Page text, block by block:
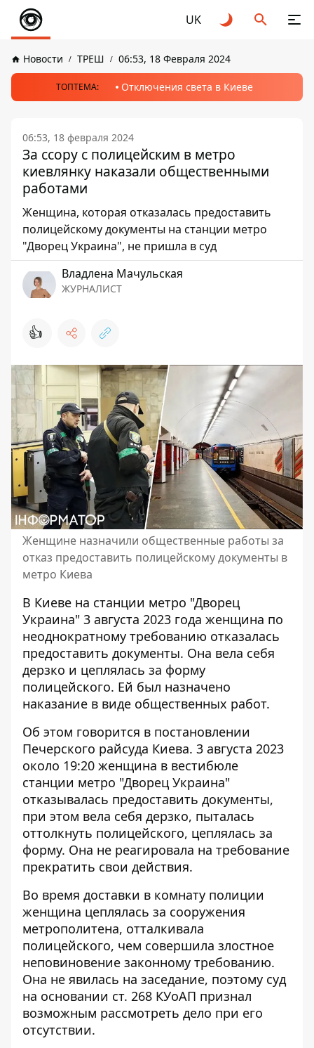
UK
Новости ТРЕШ 06:53, 18 Февраля 2024
ТОПТЕМА: Отключения света в Киеве
06:53, 18 февраля 2024
За ссору с полицейским в метро
киевлянку наказали общественными
работами
Женщина, которая отказалась предоставить
полицейскому документы на станции метро
"Дворец Украина", не пришла в суд
Владлена Мачульская
ЖУРНАЛИСТ
👍
Женщине назначили общественные работы за
отказ предоставить полицейскому документы в
метро Киева
В Киеве на станции метро "Дворец
Украина" 3 августа 2023 года женщина по
неоднократному требованию отказалась
предоставить документы. Она вела себя
дерзко и цеплялась за форму
полицейского. Ей был назначено
наказание в виде общественных работ.
Об этом говорится в постановлении
Печерского райсуда Киева. 3 августа 2023
около 19:20 женщина в вестибюле
станции метро "Дворец Украина"
отказывалась предоставить документы,
при этом вела себя дерзко, пыталась
оттолкнуть полицейского, цеплялась за
форму. Она не реагировала на требование
прекратить свои действия.
Во время доставки в комнату полиции
женщина цеплялась за сооружения
метрополитена, отталкивала
полицейского, чем совершила злостное
неповиновение законному требованию.
Она не явилась на заседание, поэтому суд
на основании ст. 268 КУоАП признал
возможным рассмотреть дело при его
отсутствии.